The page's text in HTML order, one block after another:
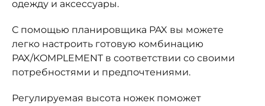
одежду и аксессуары.
С помощью планировщика PAX вы можете
легко настроить готовую комбинацию
PAX/KOMPLEMENT в соответствии со своими
потребностями и предпочтениями.
Регулируемая высота ножек поможет